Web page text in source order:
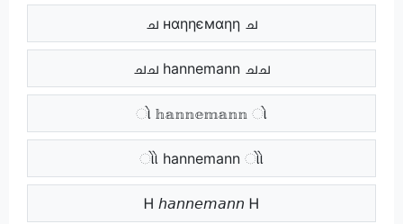
ച нαηηємαηη ച
ചച hannemann ചച
ો 𝕙𝕒𝕟𝕟𝕖𝕞𝕒𝕟𝕟 ો
ોો hannemann ોો
Ꮋ 𝘩𝘢𝘯𝘯𝘦𝘮𝘢𝘯𝘯 Ꮋ